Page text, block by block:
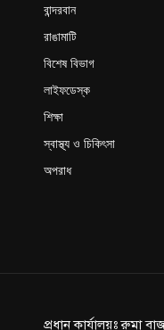
বান্দরবান
রাঙামাটি
বিশেষ বিভাগ
লাইফডেস্ক
শিক্ষা
স্বাস্থ্য ও চিকিৎসা
অপরাধ
প্রধান কার্যালয়ঃ রুমা